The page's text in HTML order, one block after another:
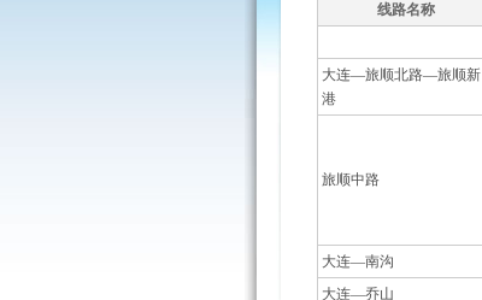
线路名称
大连—旅顺北路—旅顺新
港
旅顺中路
大连—南沟
大连—乔山